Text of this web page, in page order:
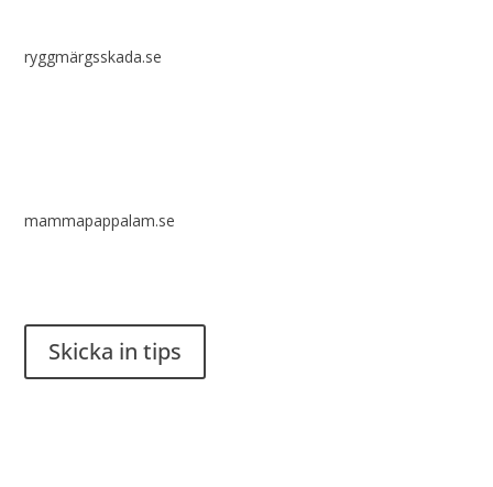
ryggmärgsskada.se
mammapappalam.se
Skicka in tips